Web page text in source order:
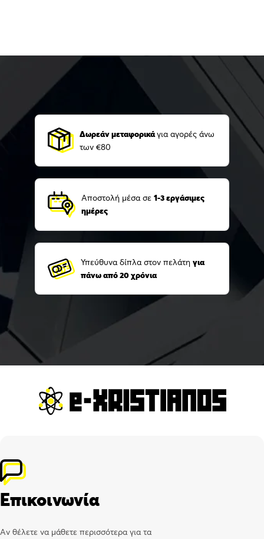
Δωρεάν μεταφορικάγια αγορές άνω
των €80
Αποστολή μέσα σε 1-3 εργάσιμες
ημέρες
Υπεύθυνα δίπλα στον πελάτη για
πάνω από 20 χρόνια
Επικοινωνία
Αν θέλετε να μάθετε περισσότερα για τα